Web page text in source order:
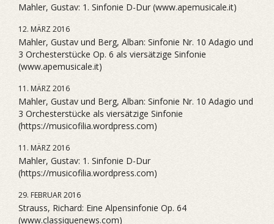
Mahler, Gustav: 1. Sinfonie D-Dur (www.apemusicale.it)
12. MÄRZ 2016
Mahler, Gustav und Berg, Alban: Sinfonie Nr. 10 Adagio und
3 Orchesterstücke Op. 6 als viersätzige Sinfonie
(www.apemusicale.it)
11. MÄRZ 2016
Mahler, Gustav und Berg, Alban: Sinfonie Nr. 10 Adagio und
3 Orchesterstücke als viersätzige Sinfonie
(https://musicofilia.wordpress.com)
11. MÄRZ 2016
Mahler, Gustav: 1. Sinfonie D-Dur
(https://musicofilia.wordpress.com)
29. FEBRUAR 2016
Strauss, Richard: Eine Alpensinfonie Op. 64
(www.classiquenews.com)